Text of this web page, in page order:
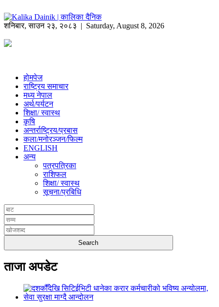
शनिबार,साउन २३, २०८३ | Saturday, August 8, 2026
होमपेज
राष्ट्रिय समाचार
मध्य नेपाल
अर्थ/पर्यटन
शिक्षा/ स्वास्थ
कृषि
अन्तर्राष्ट्रिय/प्रबास
कला/मनोरञ्जन/फिल्म
ENGLISH
अन्य
पत्रपत्रिका
राशिफल
शिक्षा/ स्वास्थ
सूचना/प्रबिधि
ताजा अपडेट